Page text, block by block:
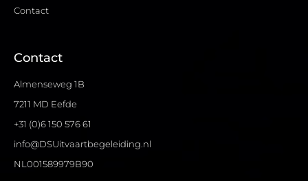
Contact
Contact
Almenseweg 1B
7211 MD Eefde
+31 (0)6 150 576 61
info@DSUitvaartbegeleiding.nl
NL001589979B90